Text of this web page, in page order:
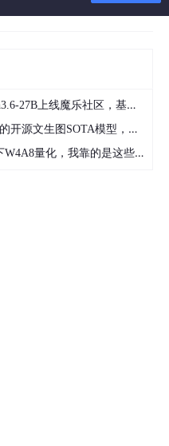
乐社区，基于昇腾的部署教程来了
模型，顶级渲染、高密度文本绘图
量化，我靠的是这些经验